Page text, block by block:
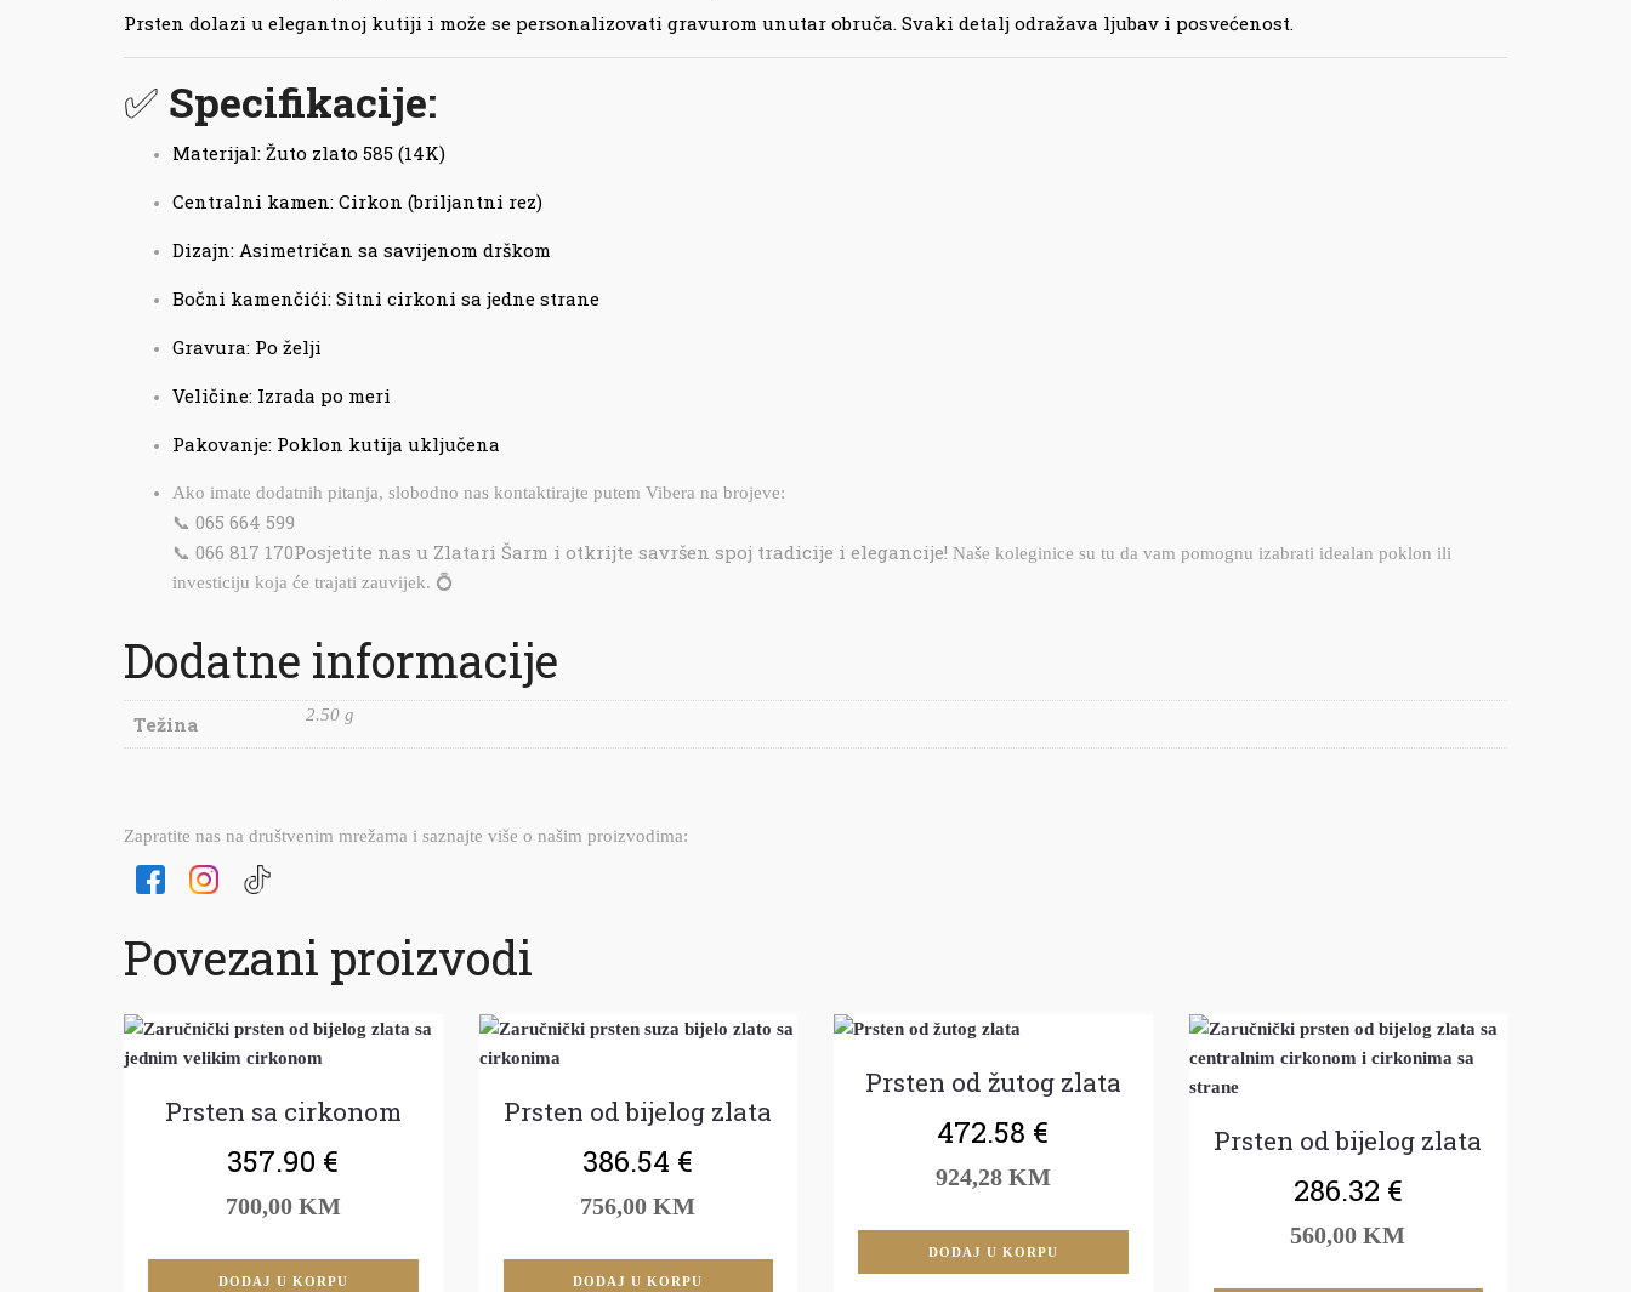
Prsten dolazi u elegantnoj kutiji i može se personalizovati gravurom unutar obruča. Svaki detalj odražava ljubav i posvećenost.
✅ Specifikacije:
Materijal: Žuto zlato 585 (14K)
Centralni kamen: Cirkon (briljantni rez)
Dizajn: Asimetričan sa savijenom drškom
Bočni kamenčići: Sitni cirkoni sa jedne strane
Gravura: Po želji
Veličine: Izrada po meri
Pakovanje: Poklon kutija uključena
Ako imate dodatnih pitanja, slobodno nas kontaktirajte putem Vibera na brojeve:
📞 065 664 599
📞 066 817 170Posjetite nas u Zlatari Šarm i otkrijte savršen spoj tradicije i elegancije! Naše koleginice su tu da vam pomognu izabrati idealan poklon ili
investiciju koja će trajati zauvijek. 💍
Dodatne informacije
Težina 2.50 g
Zapratite nas na društvenim mrežama i saznajte više o našim proizvodima:
Povezani proizvodi
Prsten sa cirkonom
357.90 €
700,00 KM
DODAJ U KORPU
Prsten od bijelog zlata
386.54 €
756,00 KM
DODAJ U KORPU
Prsten od žutog zlata
472.58 €
924,28 KM
DODAJ U KORPU
Prsten od bijelog zlata
286.32 €
560,00 KM